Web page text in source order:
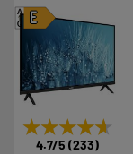
E
A
G
★★★★★
★★★★★
4.7/5 (233)